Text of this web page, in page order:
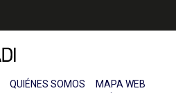
QUIÉNES SOMOS MAPA WEB